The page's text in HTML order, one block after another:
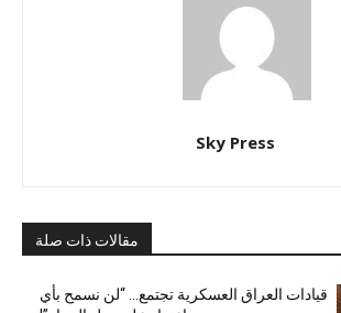
Sky Press
مقالات ذات صلة
قيادات العراق العسكرية تجتمع… “لن نسمح بأي